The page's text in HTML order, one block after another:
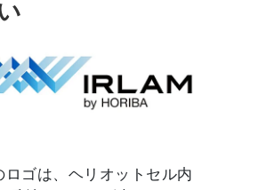
ロゴは、ヘリオットセル内